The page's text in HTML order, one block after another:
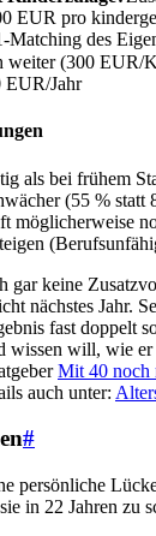
EUR pro
Matching des
weiter (300 EUR/
EUR/Jahr
als bei frühem
(55 % statt
möglicherweise
gar keine
nächstes Jahr.
fast doppelt
wissen will, wie er
Mit 40 noch
auch unter:
#
persönliche
in 22 Jahren zu